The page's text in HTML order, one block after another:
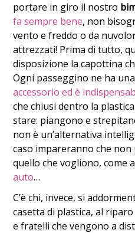
portare in giro il nostro
fa sempre bene, non
vento e freddo o da
attrezzati! Prima di tutto,
disposizione la capottina
Ogni passeggino ne ha
accessorio ed è
che chiusi dentro la
stare: piangono e
non è un’alternativa
caso impareranno che
quello che vogliono, come
auto…
C’è chi, invece, si
casetta di plastica, al
e fratelli che vengono a